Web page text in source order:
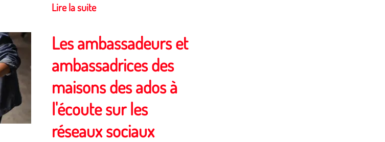
Lire la suite
Les ambassadeurs et
ambassadrices des
maisons des ados à
l'écoute sur les
réseaux sociaux